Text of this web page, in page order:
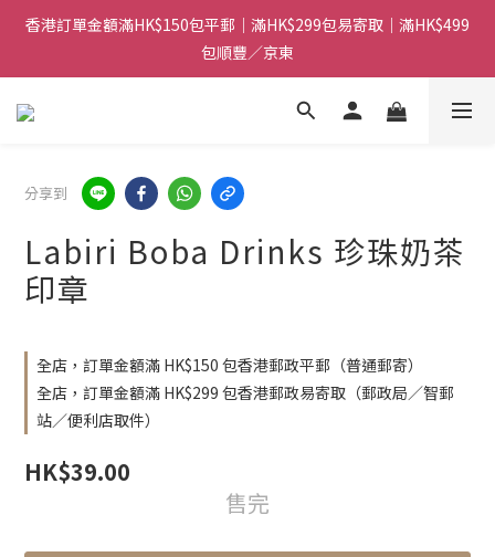
香港訂單金額滿HK$150包平郵｜滿HK$299包易寄取｜滿HK$499
包順豐／京東
香港訂單金額滿HK$150包平郵｜滿HK$299包易寄取｜滿HK$499
包順豐／京東
【網店限定！】指定清貨商品每消費HK$100即享購物金HK$50回
香港訂單金額滿HK$150包平郵｜滿HK$299包易寄取｜滿HK$499
包順豐／京東
分享到
Labiri Boba Drinks 珍珠奶茶
印章
全店，訂單金額滿 HK$150 包香港郵政平郵（普通郵寄）
全店，訂單金額滿 HK$299 包香港郵政易寄取（郵政局／智郵
站／便利店取件）
HK$39.00
售完